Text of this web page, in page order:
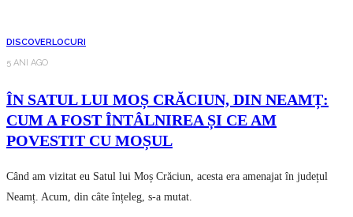
DISCOVERLOCURI
5 ANI AGO
ÎN SATUL LUI MOȘ CRĂCIUN, DIN NEAMȚ:
CUM A FOST ÎNTÂLNIREA ȘI CE AM
POVESTIT CU MOȘUL
Când am vizitat eu Satul lui Moș Crăciun, acesta era amenajat în județul
Neamț. Acum, din câte înțeleg, s-a mutat.